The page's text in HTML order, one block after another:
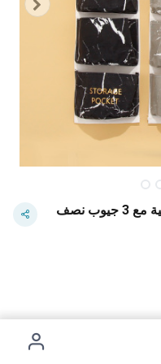
حقيبة تخزين معلقة من سلسلة رخامية مع 3 جيوب نصف